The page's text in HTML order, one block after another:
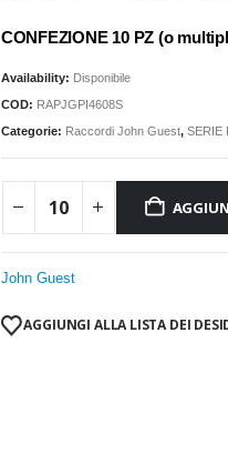
CONFEZIONE 10 PZ (o
Availability: Disponibile
COD: RAPJGPI4608S
Categorie: Raccordi John Guest, SERIE
John Guest
AGGIUNGI ALLA LISTA DEI